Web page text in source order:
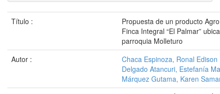
Título :
Propuesta de un producto
Finca Integral “El Palmar”
parroquia Molleturo
Autor :
Chaca Espinoza, Ronal Edison
Delgado Atancuri, Estefanía
Márquez Gutama, Karen